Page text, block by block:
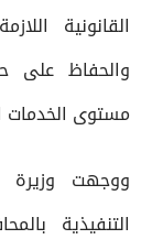
القانونية
والحفاظ على
مستوى الخدمات
ووجهت وزيرة
التنفيذية